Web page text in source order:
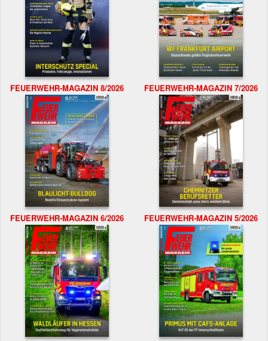
FEUERWEHR-MAGAZIN 8/2026 FEUERWEHR-MAGAZIN 7/2026
FEUERWEHR-MAGAZIN 6/2026 FEUERWEHR-MAGAZIN 5/2026